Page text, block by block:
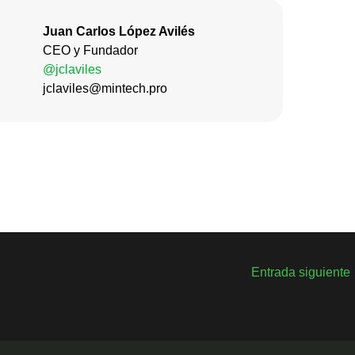
Juan Carlos López Avilés
CEO y Fundador
@jclaviles
jclaviles@mintech.pro
Entrada siguiente